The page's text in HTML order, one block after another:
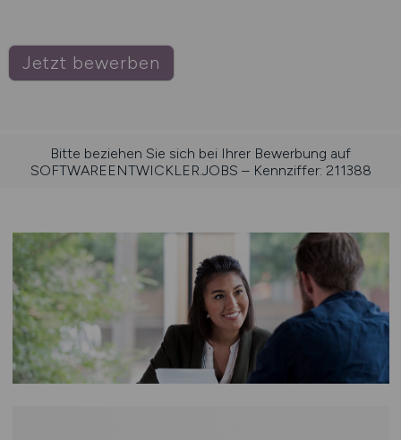
Jetzt bewerben
Bitte beziehen Sie sich bei Ihrer Bewerbung auf
SOFTWAREENTWICKLER.JOBS – Kennziffer: 211388